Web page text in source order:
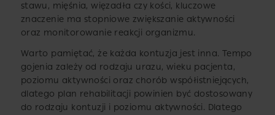
stawu, mięśnia, więzadła czy kości, kluczowe
znaczenie ma stopniowe zwiększanie aktywności
oraz monitorowanie reakcji organizmu.
Warto pamiętać, że każda kontuzja jest inna. Tempo
gojenia zależy od rodzaju urazu, wieku pacjenta,
poziomu aktywności oraz chorób współistniejących,
dlatego plan rehabilitacji powinien być dostosowany
do rodzaju kontuzji i poziomu aktywności. Dlatego